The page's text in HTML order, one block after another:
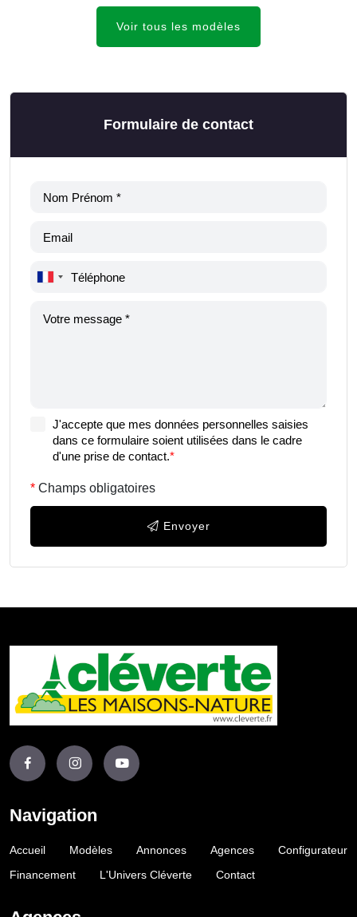
Voir tous les modèles
Formulaire de contact
J'accepte que mes données personnelles saisies
dans ce formulaire soient utilisées dans le cadre
d'une prise de contact.*
Champs obligatoires
Envoyer
Navigation
Accueil Modèles Annonces Agences
Configurateur
Financement
L'Univers Cléverte Contact